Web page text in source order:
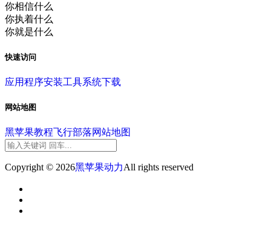
你相信什么
你执着什么
你就是什么
快速访问
应用程序安装工具系统下载
网站地图
黑苹果教程飞行部落网站地图
Copyright © 2026黑苹果动力All rights reserved